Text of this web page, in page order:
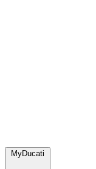
MyDucati